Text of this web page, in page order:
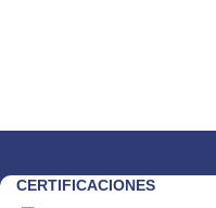
CERTIFICACIONES